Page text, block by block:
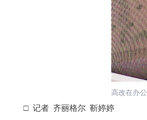
高改在办
□ 记者 齐丽格尔 靳婷婷